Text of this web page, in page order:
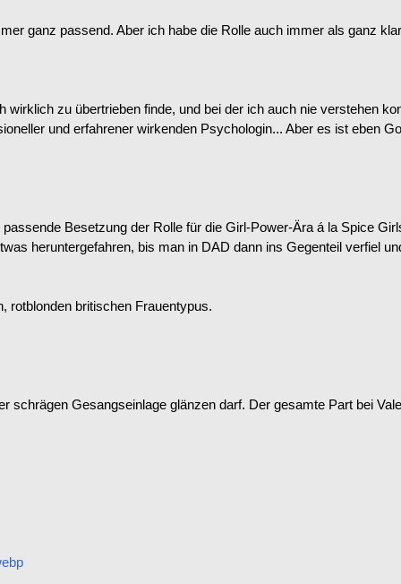
ganz passend. Aber ich habe die Rolle auch immer als ganz
zu übertrieben finde, und bei der ich auch nie verstehen
und erfahrener wirkenden Psychologin... Aber es ist eben
Besetzung der Rolle für die Girl-Power-Ära á la Spice
heruntergefahren, bis man in DAD dann ins Gegenteil verfiel
rotblonden britischen Frauentypus.
schrägen Gesangseinlage glänzen darf. Der gesamte Part bei